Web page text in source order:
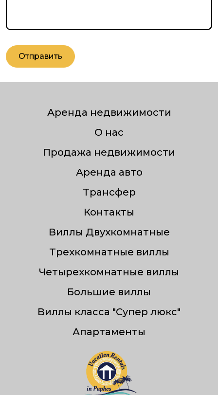
Отправить
Аренда недвижимости
О нас
Продажа недвижимости
Аренда авто
Трансфер
Контакты
Виллы Двухкомнатные
Трехкомнатные виллы
Четырехкомнатные виллы
Большие виллы
Виллы класса "Супер люкс"
Апартаменты